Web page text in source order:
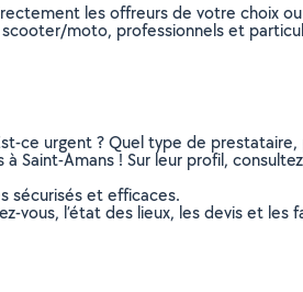
les offreurs de votre choix
moto, professionnels et
ce urgent ? Quel type de
Amans ! Sur leur profil,
sécurisés et efficaces.
l’état des lieux, les devis et